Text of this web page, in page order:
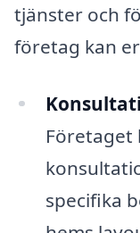
tjänster och
företag kan
Företaget
specifika